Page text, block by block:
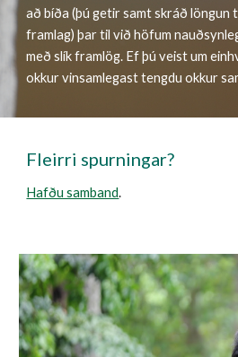
að bíða (þú getir samt skráð löngun
framlag) þar til við höfum
með slík framlög. Ef þú veist um
okkur vinsamlegast tengdu okkur
Fleirri spurningar?
Hafðu samband.